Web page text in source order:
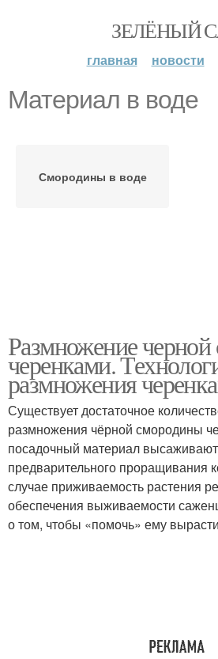
ЗЕЛЁНЫЙ
главная новости
Материал в воде
Смородины в воде
Размножение
черенками.
размножения
Существует достаточное
размножения чёрной смородины
посадочный материал высаживают
предварительного проращивания
случае приживаемость растения
обеспечения выживаемости
о том, чтобы «помочь» ему